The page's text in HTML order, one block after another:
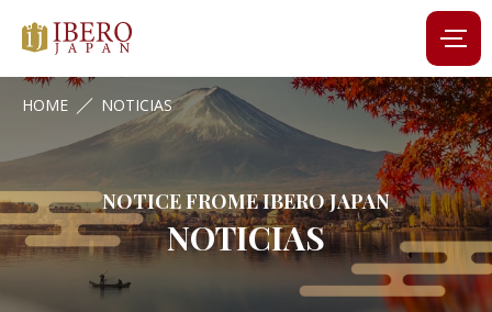
HOME NOTICIAS
NOTICE FROME IBERO JAPAN
NOTICIAS